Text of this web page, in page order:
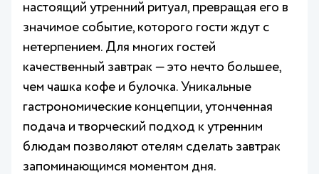
настоящий утренний ритуал, превращая его в
значимое событие, которого гости ждут с
нетерпением. Для многих гостей
качественный завтрак — это нечто большее,
чем чашка кофе и булочка. Уникальные
гастрономические концепции, утонченная
подача и творческий подход к утренним
блюдам позволяют отелям сделать завтрак
запоминающимся моментом дня.